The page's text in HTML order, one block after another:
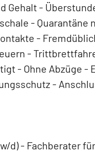
Gehalt -
- Quarantäne
-
-
- Ohne Abzüge -
-
d) - Fachberater